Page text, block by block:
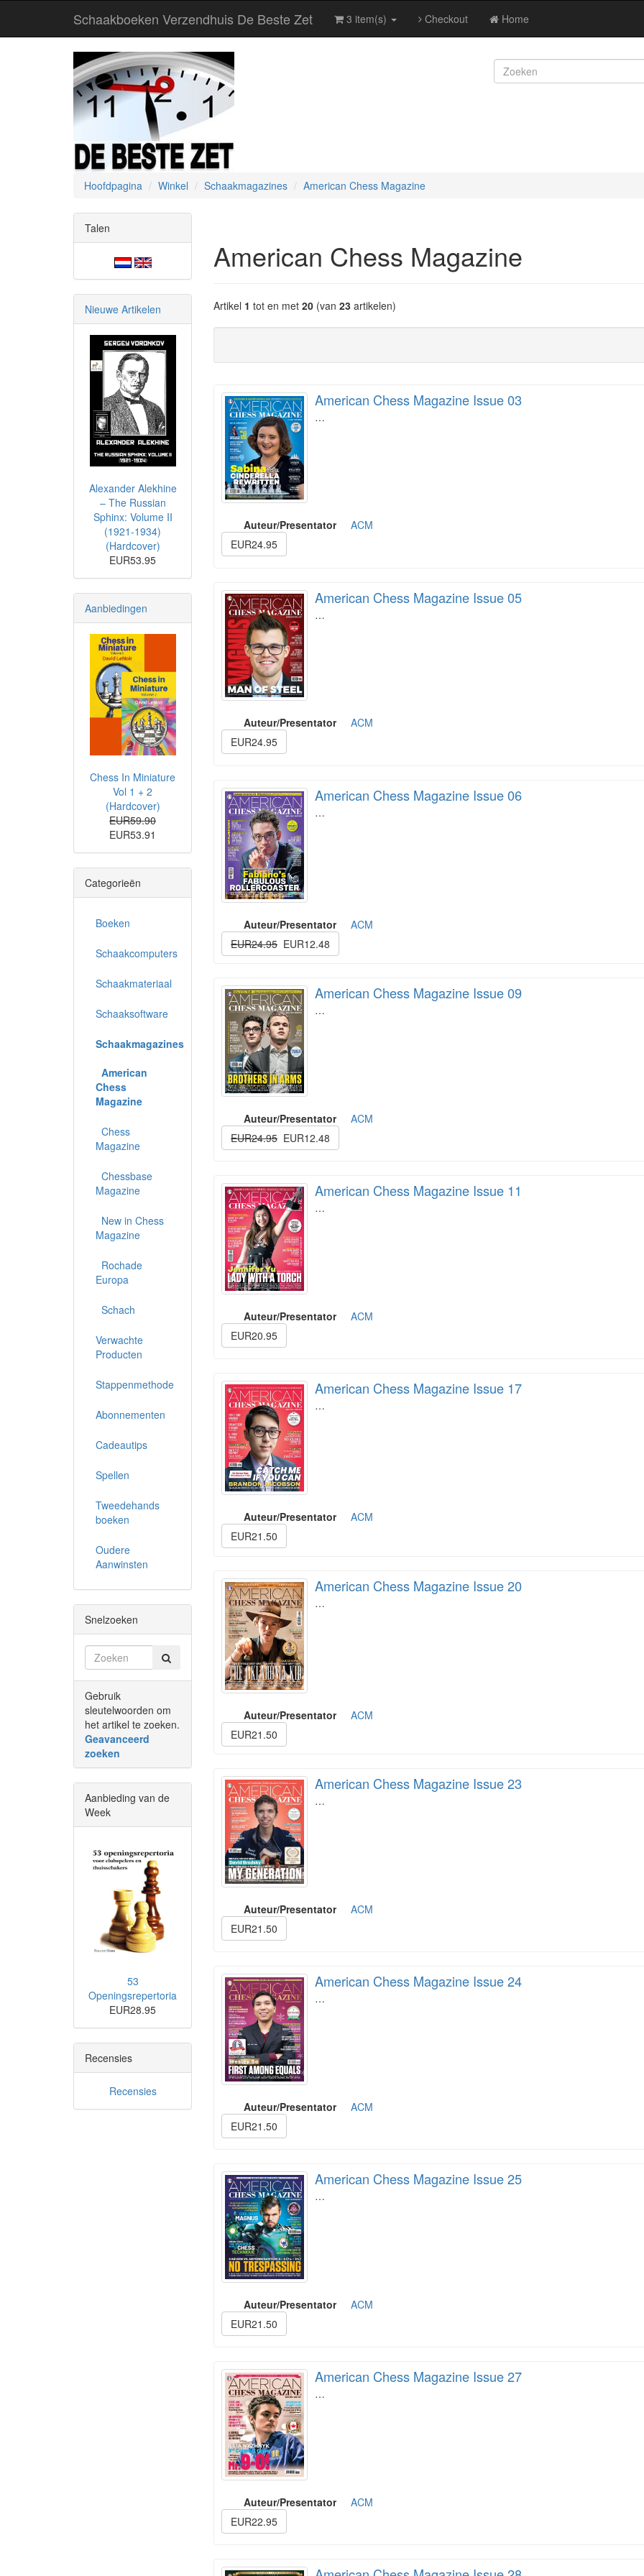
Schaakboeken Verzendhuis De Beste Zet 3 item(s) Checkout Home
Hoofdpagina Winkel Schaakmagazines American Chess Magazine
American Chess Magazine
Artikel 1 tot en met 20 (van 23 artikelen)
American Chess Magazine Issue 03
…
Auteur/Presentator
ACM
EUR24.95
American Chess Magazine Issue 05
…
Auteur/Presentator
ACM
EUR24.95
American Chess Magazine Issue 06
…
Auteur/Presentator
ACM
EUR24.95 EUR12.48
American Chess Magazine Issue 09
…
Auteur/Presentator
ACM
EUR24.95 EUR12.48
American Chess Magazine Issue 11
…
Auteur/Presentator
ACM
EUR20.95
American Chess Magazine Issue 17
…
Auteur/Presentator
ACM
EUR21.50
American Chess Magazine Issue 20
…
Auteur/Presentator
ACM
EUR21.50
American Chess Magazine Issue 23
…
Auteur/Presentator
ACM
EUR21.50
American Chess Magazine Issue 24
…
Auteur/Presentator
ACM
EUR21.50
American Chess Magazine Issue 25
…
Auteur/Presentator
ACM
EUR21.50
American Chess Magazine Issue 27
…
Auteur/Presentator
ACM
EUR22.95
Talen
Nieuwe Artikelen
Alexander Alekhine
– The Russian
Sphinx: Volume II
(1921-1934)
(Hardcover)
EUR53.95
Aanbiedingen
Chess In Miniature
Vol 1 + 2
(Hardcover)
EUR59.90
EUR53.91
Categorieën
Boeken
Schaakcomputers
Schaakmateriaal
Schaaksoftware
Schaakmagazines
American
Chess
Magazine
Chess
Magazine
Chessbase
Magazine
New in Chess
Magazine
Rochade
Europa
Schach
Verwachte
Producten
Stappenmethode
Abonnementen
Cadeautips
Spellen
Tweedehands
boeken
Oudere
Aanwinsten
Snelzoeken
Gebruik
sleutelwoorden om
het artikel te zoeken.
Geavanceerd
zoeken
Aanbieding van de
Week
53
Openingsrepertoria
EUR28.95
Recensies
Recensies